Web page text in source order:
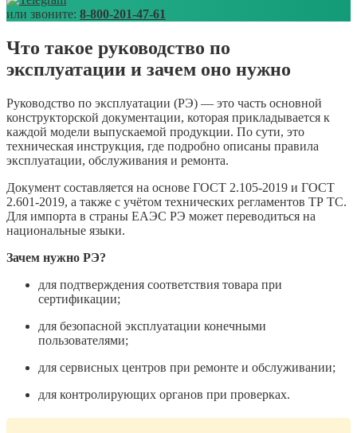
или звоните: 8-800-201-47-61
Что такое руководство по
эксплуатации и зачем оно нужно
Руководство по эксплуатации (РЭ) — это часть основной
конструкторской документации, которая прикладывается к
каждой модели выпускаемой продукции. По сути, это
техническая инструкция, где подробно описаны правила
эксплуатации, обслуживания и ремонта.
Документ составляется на основе ГОСТ 2.105-2019 и ГОСТ
2.601-2019, а также с учётом технических регламентов ТР ТС.
Для импорта в страны ЕАЭС РЭ может переводиться на
национальные языки.
Зачем нужно РЭ?
для подтверждения соответствия товара при
сертификации;
для безопасной эксплуатации конечными
пользователями;
для сервисных центров при ремонте и обслуживании;
для контролирующих органов при проверках.